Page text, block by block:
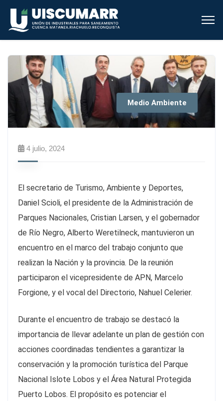
Medio Ambiente
4 julio, 2024
El secretario de Turismo, Ambiente y Deportes,
Daniel Scioli, el presidente de la Administración de
Parques Nacionales, Cristian Larsen, y el gobernador
de Río Negro, Alberto Weretilneck, mantuvieron un
encuentro en el marco del trabajo conjunto que
realizan la Nación y la provincia. De la reunión
participaron el vicepresidente de APN, Marcelo
Forgione, y el vocal del Directorio, Nahuel Celerier.
Durante el encuentro de trabajo se destacó la
importancia de llevar adelante un plan de gestión con
acciones coordinadas tendientes a garantizar la
conservación y la promoción turística del Parque
Nacional Islote Lobos y el Área Natural Protegida
Puerto Lobos. El propósito es potenciar el